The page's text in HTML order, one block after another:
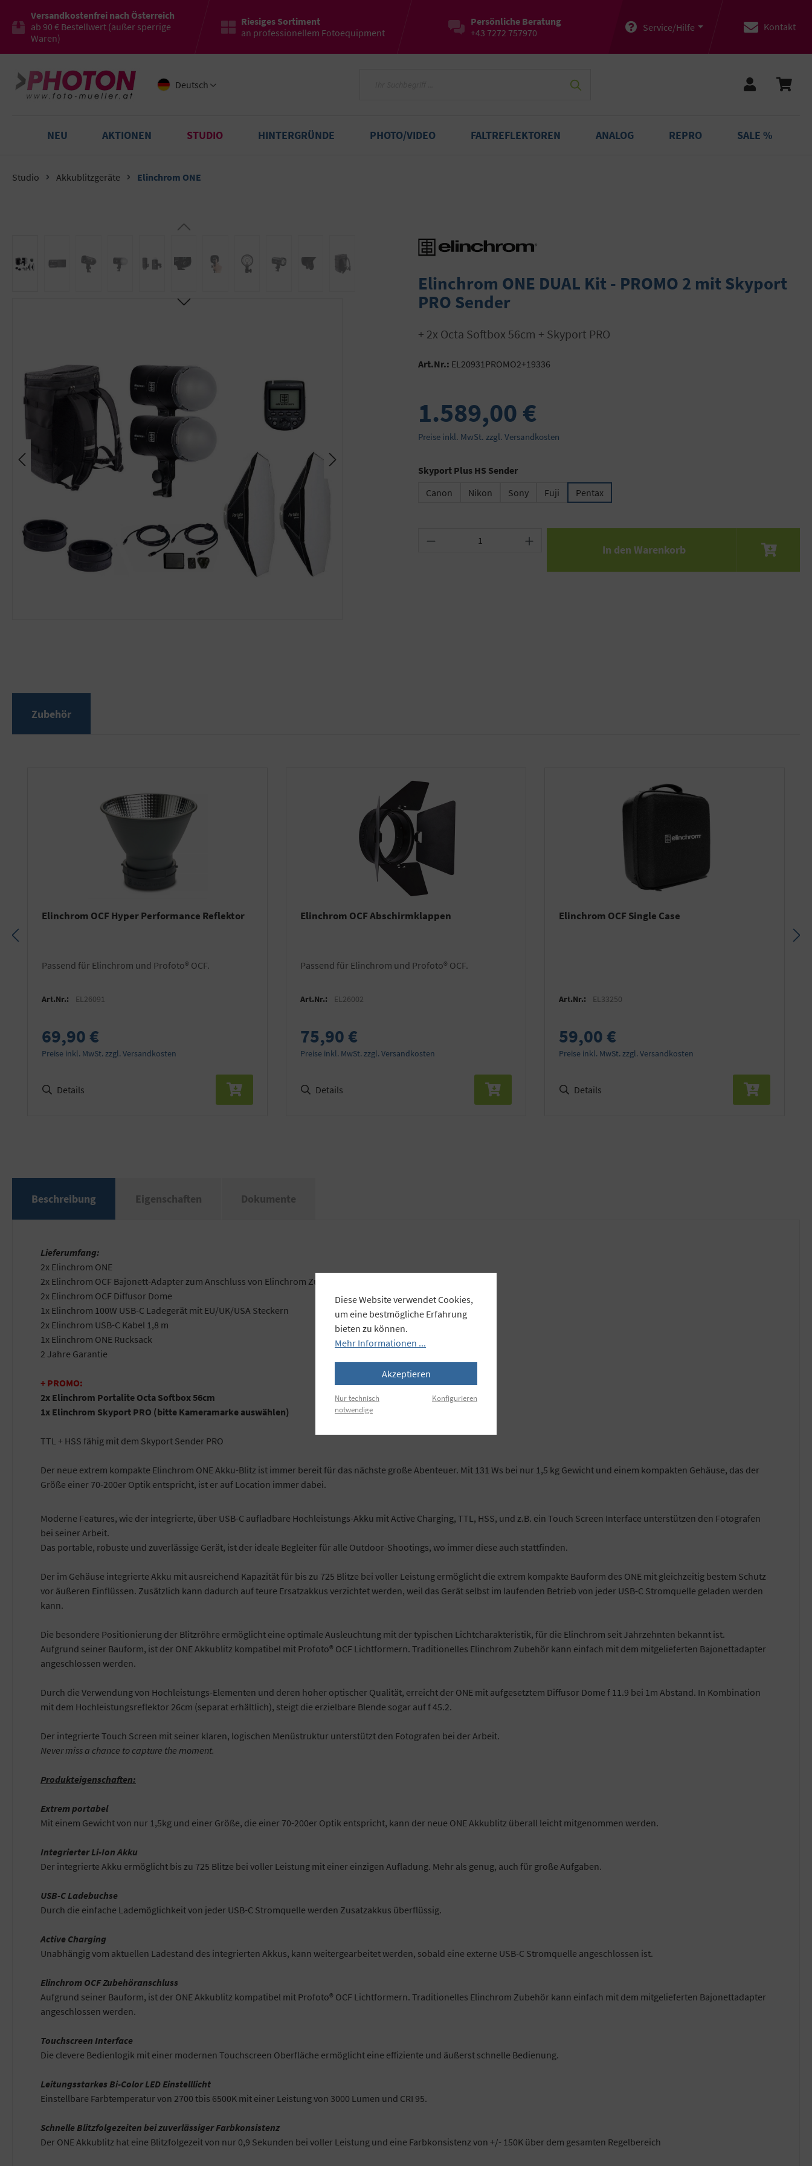
Versandkostenfrei nach Österreich
ab 90 € Bestellwert (außer sperrige
Waren)
Riesiges Sortiment
an professionellem Fotoequipment
Persönliche Beratung
+43 7272 757970
Service/Hilfe Kontakt
Deutsch
NEU AKTIONEN STUDIO HINTERGRÜNDE PHOTO/VIDEO FALTREFLEKTOREN ANALOG REPRO SALE %
Studio Akkublitzgeräte Elinchrom ONE
Elinchrom ONE DUAL Kit - PROMO 2 mit Skyport
PRO Sender
+ 2x Octa Softbox 56cm + Skyport PRO
Art.Nr.: EL20931PROMO2+19336
1.589,00 €
Preise inkl. MwSt. zzgl. Versandkosten
Skyport Plus HS Senderauswählen
Canon
Nikon Sony Fuji Pentax
Produkt Anzahl: Gib den gewünschten Wert ein oder benutze
In den Warenkorb
Zubehör
Elinchrom OCF Hyper Performance Reflektor
Passend für Elinchrom und Profoto® OCF.
Art.Nr.: EL26091
69,90 €
Preise inkl. MwSt. zzgl. Versandkosten
Details
Elinchrom OCF Abschirmklappen
Passend für Elinchrom und Profoto® OCF.
Art.Nr.: EL26002
75,90 €
Preise inkl. MwSt. zzgl. Versandkosten
Details
Elinchrom OCF Single Case
Art.Nr.: EL33250
59,00 €
Preise inkl. MwSt. zzgl. Versandkosten
Details
Beschreibung Eigenschaften Dokumente
Lieferumfang:
2x Elinchrom ONE
2x Elinchrom OCF Bajonett-Adapter zum Anschluss von Elinchrom Zubehör mit dem normalen großen Bajonett
2x Elinchrom OCF Diffusor Dome
1x Elinchrom 100W USB-C Ladegerät mit EU/UK/USA Steckern
2x Elinchrom USB-C Kabel 1,8 m
1x Elinchrom ONE Rucksack
2 Jahre Garantie
+ PROMO:
2x Elinchrom Portalite Octa Softbox 56cm
1x Elinchrom Skyport PRO (bitte Kameramarke auswählen)
TTL + HSS fähig mit dem Skyport Sender PRO
Der neue extrem kompakte Elinchrom ONE Akku-Blitz ist immer bereit für das nächste große Abenteuer. Mit 131 Ws bei nur 1,5 kg Gewicht und einem kompakten Gehäuse, das der
Größe einer 70-200er Optik entspricht, ist er auf Location immer dabei.
Moderne Features, wie der integrierte, über USB-C aufladbare Hochleistungs-Akku mit Active Charging, TTL, HSS, und z.B. ein Touch Screen Interface unterstützen den Fotografen
bei seiner Arbeit.
Das portable, robuste und zuverlässige Gerät, ist der ideale Begleiter für alle Outdoor-Shootings, wo immer diese auch stattfinden.
Der im Gehäuse integrierte Akku mit ausreichend Kapazität für bis zu 725 Blitze bei voller Leistung ermöglicht die extrem kompakte Bauform des ONE mit gleichzeitig bestem Schutz
vor äußeren Einflüssen. Zusätzlich kann dadurch auf teure Ersatzakkus verzichtet werden, weil das Gerät selbst im laufenden Betrieb von jeder USB-C Stromquelle geladen werden
kann.
Die besondere Positionierung der Blitzröhre ermöglicht eine optimale Ausleuchtung mit der typischen Lichtcharakteristik, für die Elinchrom seit Jahrzehnten bekannt ist.
Aufgrund seiner Bauform, ist der ONE Akkublitz kompatibel mit Profoto® OCF Lichtformern. Traditionelles Elinchrom Zubehör kann einfach mit dem mitgelieferten Bajonettadapter
angeschlossen werden.
Durch die Verwendung von Hochleistungs-Elementen und deren hoher optischer Qualität, erreicht der ONE mit aufgesetztem Diffusor Dome f 11.9 bei 1m Abstand. In Kombination
mit dem Hochleistungsreflektor 26cm (separat erhältlich), steigt die erzielbare Blende sogar auf f 45.2.
Der integrierte Touch Screen mit seiner klaren, logischen Menüstruktur unterstützt den Fotografen bei der Arbeit.
Never miss a chance to capture the moment.
Produkteigenschaften:
Extrem portabel
Mit einem Gewicht von nur 1,5kg und einer Größe, die einer 70-200er Optik entspricht, kann der neue ONE Akkublitz überall leicht mitgenommen werden.
Integrierter Li-Ion Akku
Der integrierte Akku ermöglicht bis zu 725 Blitze bei voller Leistung mit einer einzigen Aufladung. Mehr als genug, auch für große Aufgaben.
USB-C Ladebuchse
Durch die einfache Lademöglichkeit von jeder USB-C Stromquelle werden Zusatzakkus überflüssig.
Active Charging
Unabhängig vom aktuellen Ladestand des integrierten Akkus, kann weitergearbeitet werden, sobald eine externe USB-C Stromquelle angeschlossen ist.
Elinchrom OCF Zubehöranschluss
Aufgrund seiner Bauform, ist der ONE Akkublitz kompatibel mit Profoto® OCF Lichtformern. Traditionelles Elinchrom Zubehör kann einfach mit dem mitgelieferten Bajonettadapter
angeschlossen werden.
Touchscreen Interface
Die clevere Bedienlogik mit einer modernen Touchscreen Oberfläche ermöglicht eine effiziente und äußerst schnelle Bedienung.
Leitungsstarkes Bi-Color LED Einstelllicht
Einstellbare Farbtemperatur von 2700 tbis 6500K mit einer Leistung von 3000 Lumen und CRI 95.
Schnelle Blitzfolgezeiten bei zuverlässiger Farbkonsistenz
Der ONE Akkublitz hat eine Blitzfolgezeit von nur 0,9 Sekunden bei voller Leistung und eine Farbkonsistenz von +/- 150K über dem gesamten Regelbereich
Diese Website verwendet Cookies,
um eine bestmögliche Erfahrung
bieten zu können.
Mehr Informationen ...
Akzeptieren
Nur technisch
notwendige
Konfigurieren